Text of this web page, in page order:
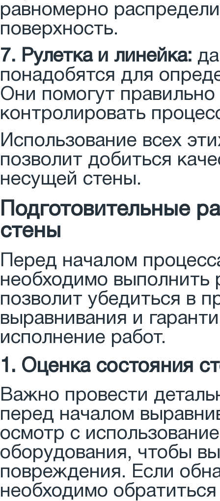
равномерно
поверхность.
7. Рулетка и линейка:
понадобятся для
Они помогут правильно
контролировать
Использование всех
позволит добиться
несущей стены.
Подготовительные
стены
Перед началом
необходимо выполнить
позволит убедиться в
выравнивания и
исполнение работ.
1. Оценка состояния
Важно провести
перед началом
осмотр с
оборудования, чтобы
повреждения. Если
необходимо